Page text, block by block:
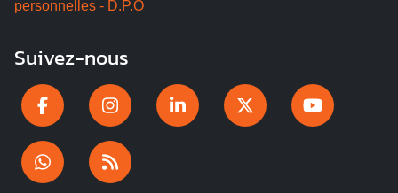
personnelles - D.P.O
Suivez-nous